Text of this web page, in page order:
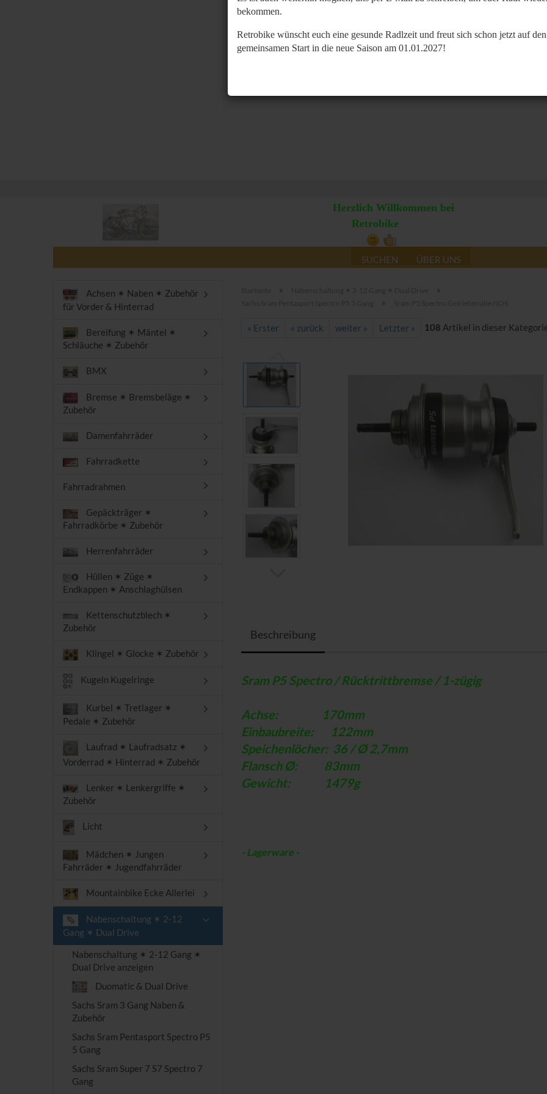
bekommen.
Retrobike wünscht euch eine gesunde Radlzeit und freut sich schon jetzt auf den
gemeinsamen Start in die neue Saison am 01.01.2027!
Herzlich Willkommen bei
Retrobike
SUCHEN ÜBER UNS
» »
»
« Erster « zurück weiter » Letzter » 108 Artikel in dieser
Beschreibung
Sram P5 Spectro / Rücktrittbremse / 1-zügig
Achse: 170mm
Einbaubreite: 122mm
Speichenlöcher: 36 / Ø 2,7mm
Flansch Ø: 83mm
Gewicht: 1479g
- Lagerware -
Achsen ✶ Naben ✶ Zubehör
für Vorder & Hinterrad
Bereifung ✶ Mäntel ✶
Schläuche ✶ Zubehör
BMX
Bremse ✶ Bremsbeläge ✶
Zubehör
Damenfahrräder
Fahrradkette
Fahrradrahmen
Gepäckträger ✶
Fahrradkörbe ✶ Zubehör
Herrenfahrräder
Hüllen ✶ Züge ✶
Endkappen ✶ Anschlaghülsen
Kettenschutzblech ✶
Zubehör
Klingel ✶ Glocke ✶ Zubehör
Kugeln Kugelringe
Kurbel ✶ Tretlager ✶
Pedale ✶ Zubehör
Laufrad ✶ Laufradsatz ✶
Vorderrad ✶ Hinterrad ✶ Zubehör
Lenker ✶ Lenkergriffe ✶
Zubehör
Licht
Mädchen ✶ Jungen
Fahrräder ✶ Jugendfahrräder
Mountainbike Ecke Allerlei
Nabenschaltung ✶ 2-12
Gang ✶ Dual Drive
Nabenschaltung ✶ 2-12 Gang ✶
Dual Drive anzeigen
Duomatic & Dual Drive
Sachs Sram 3 Gang Naben &
Zubehör
Sachs Sram Pentasport Spectro P5
5 Gang
Sachs Sram Super 7 S7 Spectro 7
Gang